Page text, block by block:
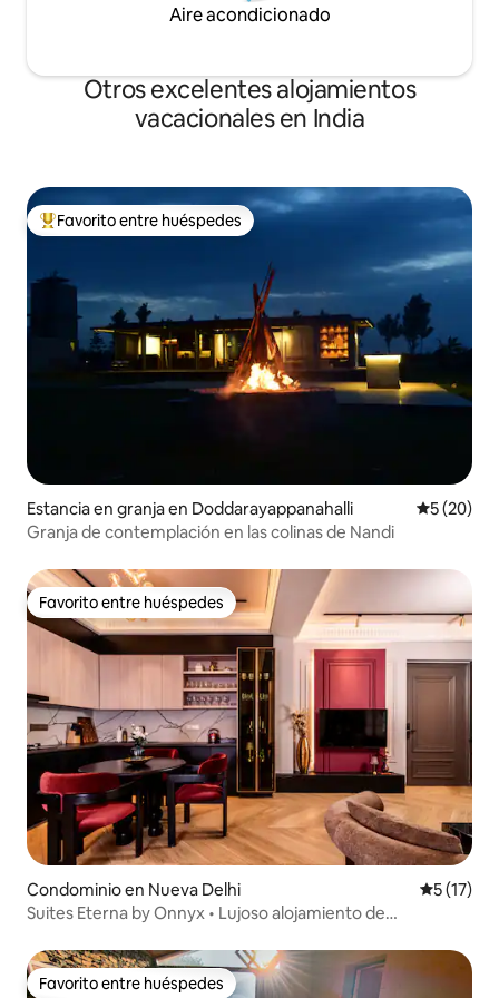
Aire acondicionado
Otros excelentes alojamientos
vacacionales en India
De los mejores en Favorito entre huéspedes
Favorito entre huéspedes
Estancia en granja en Doddarayappanahalli
5 (20)
Granja de contemplación en las colinas de Nandi
Favorito entre huéspedes
Favorito entre huéspedes
Condominio en Nueva Delhi
5 (17)
Suites Eterna by Onnyx • Lujoso alojamiento de
Favorito entre huéspedes
Favorito entre huéspedes